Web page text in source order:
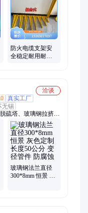
防火电缆支架安
全稳定耐用耐腐
洽谈
真实工厂
无锡
硫塔、玻璃钢拉挤方
璃钢拉挤平板、玻璃
锌铝镁走道板、玻璃
三通变径、玻璃钢异
格栅、玻璃钢污水池
钢檩条
玻璃钢法兰直径
300*8mm 恒景 灰